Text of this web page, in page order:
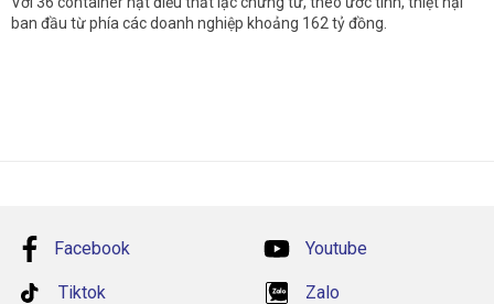
ban đầu từ phía các doanh nghiệp khoảng 162 tỷ đồng.
Facebook Youtube
Tiktok Zalo